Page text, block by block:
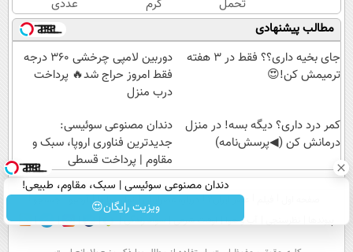
تحمل
می‌کنی؟
خیلی
ساده
کرم
ترمیم
زخم
ایرانی را
ساخت!!!
عددی
دریل
پیچ
گوشتی
شارژی
محدود)
مطالب پیشنهادی
جای بخیه داری؟؟ فقط در 3 هفته
ترمیمش کن!😍
دوربین لامپی چرخشی 360 درجه
فقط امروز حراج شد🔥 پرداخت
درب منزل
کمر درد داری؟ دیگه بسه! در منزل
درمانش کن (◀پرسش‌نامه)
دندان مصنوعی سوئیسی:
جدیدترین فناوری اروپا، سبک و
مقاوم | پرداخت قسطی
دندان مصنوعی سوئیسی | سبک، مقاوم، طبیعی!
ویزیت رایگان+پرداخت اقساطی😍
ویزیت رایگان😍 عصر ایران۲ تماس با ما
آب و هوا اوقات شرعی سواد زندگی